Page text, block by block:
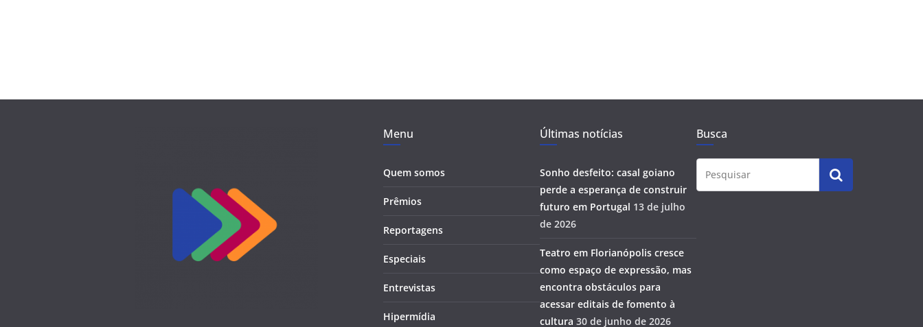
Menu
Quem somos
Prêmios
Reportagens
Especiais
Entrevistas
Hipermídia
Últimas notícias
Sonho desfeito: casal goiano
perde a esperança de construir
futuro em Portugal 13 de julho
de 2026
Teatro em Florianópolis cresce
como espaço de expressão, mas
encontra obstáculos para
acessar editais de fomento à
cultura 30 de junho de 2026
Busca